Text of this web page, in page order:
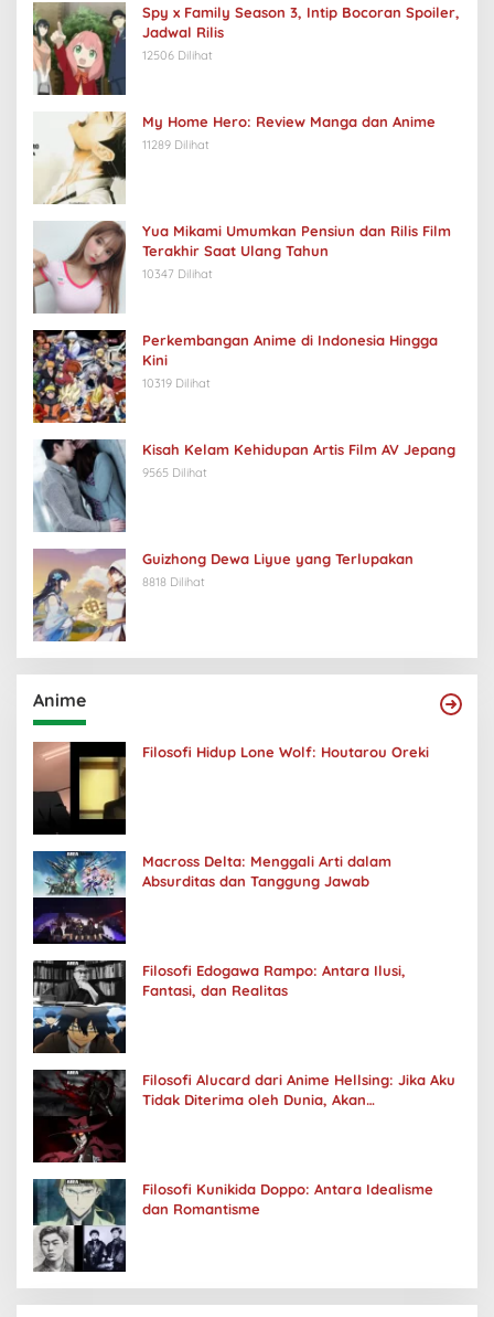
Spy x Family Season 3, Intip Bocoran Spoiler,
Jadwal Rilis
12506 Dilihat
My Home Hero: Review Manga dan Anime
11289 Dilihat
Yua Mikami Umumkan Pensiun dan Rilis Film
Terakhir Saat Ulang Tahun
10347 Dilihat
Perkembangan Anime di Indonesia Hingga
Kini
10319 Dilihat
Kisah Kelam Kehidupan Artis Film AV Jepang
9565 Dilihat
Guizhong Dewa Liyue yang Terlupakan
8818 Dilihat
Anime
Filosofi Hidup Lone Wolf: Houtarou Oreki
Macross Delta: Menggali Arti dalam
Absurditas dan Tanggung Jawab
Filosofi Edogawa Rampo: Antara Ilusi,
Fantasi, dan Realitas
Filosofi Alucard dari Anime Hellsing: Jika Aku
Tidak Diterima oleh Dunia, Akan
Filosofi Kunikida Doppo: Antara Idealisme
dan Romantisme